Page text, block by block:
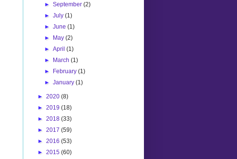
►September(2)
►July(1)
►June(1)
► May(2)
►April(1)
► March(1)
► February(1)
►January(1)
► 2020 (8)
► 2019 (18)
► 2018 (33)
► 2017 (59)
► 2016 (53)
► 2015 (60)